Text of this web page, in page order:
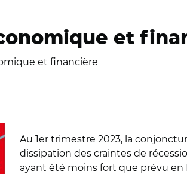
et
et financière
Au 1er trimestre 2023, la
dissipation des craintes de
ayant été moins fort que prévu en